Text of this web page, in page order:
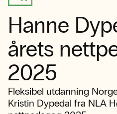
Hanne
årets
2025
Fleksibel utdanning
Kristin Dypedal fra NLA